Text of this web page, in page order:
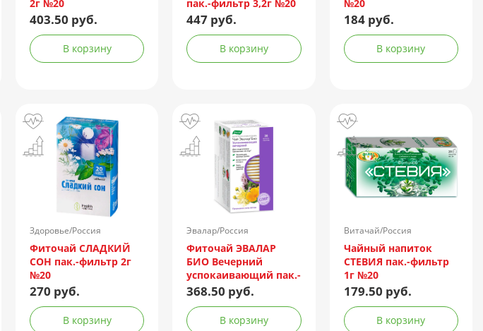
2г №20
403.50 руб.
В корзину
пак.-фильтр 3,2г №20
447 руб.
В корзину
№20
184 руб.
В корзину
Здоровье/Россия
Фиточай СЛАДКИЙ
СОН пак.-фильтр 2г
№20
270 руб.
В корзину
Эвалар/Россия
Фиточай ЭВАЛАР
БИО Вечерний
успокаивающий пак.-
фильтр 2г №20
368.50 руб.
В корзину
Витачай/Россия
Чайный напиток
СТЕВИЯ пак.-фильтр
1г №20
179.50 руб.
В корзину